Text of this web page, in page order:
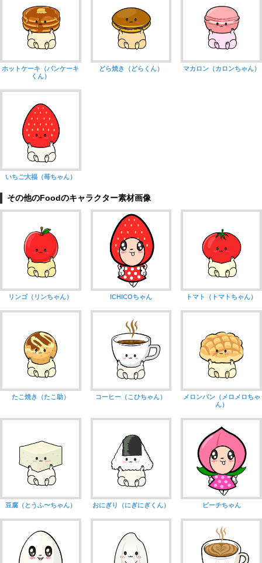
ホットケーキ（パンケーキ
くん）
どら焼き（どらくん） マカロン（カロンちゃん）
いちご大福（苺ちゃん）
その他のFoodのキャラクター素材画像
リンゴ（リンちゃん） ICHICOちゃん トマト（トマトちゃん）
たこ焼き（たこ助） コーヒー（こひちゃん）
メロンパン（メロメロちゃ
ん）
豆腐（とうふ〜ちゃん） おにぎり（にぎにぎくん） ピーチちゃん